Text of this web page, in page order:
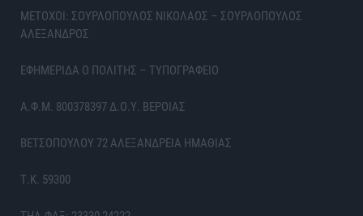
ΜΕΤΟΧΟΙ: ΣΟΥΡΛΟΠΟΥΛΟΣ ΝΙΚΟΛΑΟΣ – ΣΟΥΡΛΟΠΟΥΛΟΣ
ΑΛΕΞΑΝΔΡΟΣ
ΕΦΗΜΕΡΙΔΑ Ο ΠΟΛΙΤΗΣ – ΤΥΠΟΓΡΑΦΕΙΟ
Α.Φ.Μ. 800378397 Δ.Ο.Υ. ΒΕΡΟΙΑΣ
ΒΕΤΣΟΠΟΥΛΟΥ 72 ΑΛΕΞΑΝΔΡΕΙΑ ΗΜΑΘΙΑΣ
Τ.Κ. 59300